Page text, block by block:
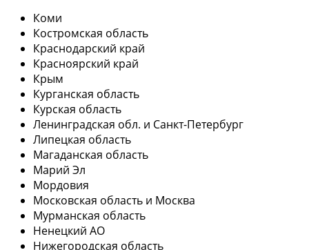
Коми
Костромская область
Краснодарский край
Красноярский край
Крым
Курганская область
Курская область
Ленинградская обл. и Санкт-Петербург
Липецкая область
Магаданская область
Марий Эл
Мордовия
Московская область и Москва
Мурманская область
Ненецкий АО
Нижегородская область